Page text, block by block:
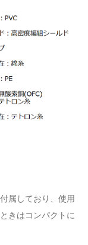
属しており、使用
きはコンパクトに